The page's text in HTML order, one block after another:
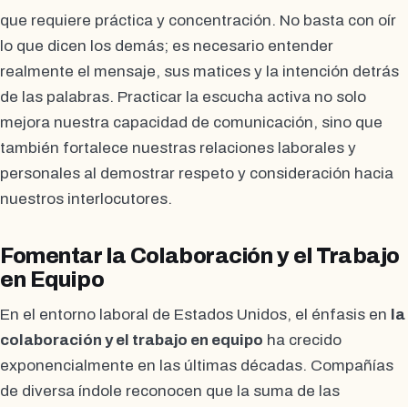
que requiere práctica y concentración. No basta con oír
lo que dicen los demás; es necesario entender
realmente el mensaje, sus matices y la intención detrás
de las palabras. Practicar la escucha activa no solo
mejora nuestra capacidad de comunicación, sino que
también fortalece nuestras relaciones laborales y
personales al demostrar respeto y consideración hacia
nuestros interlocutores.
Fomentar la Colaboración y el Trabajo
en Equipo
En el entorno laboral de Estados Unidos, el énfasis en la
colaboración y el trabajo en equipo ha crecido
exponencialmente en las últimas décadas. Compañías
de diversa índole reconocen que la suma de las